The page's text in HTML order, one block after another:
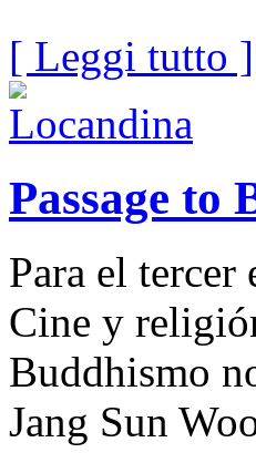
[ Leggi tutto ]
Passage to
Para el tercer
Cine y
Buddhismo
Jang Sun